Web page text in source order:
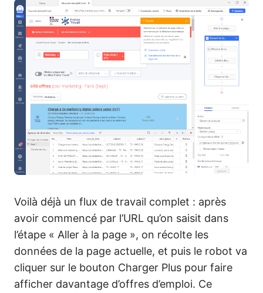
Voilà déjà un flux de travail complet : après
avoir commencé par l’URL qu’on saisit dans
l’étape « Aller à la page », on récolte les
données de la page actuelle, et puis le robot va
cliquer sur le bouton Charger Plus pour faire
afficher davantage d’offres d’emploi. Ce